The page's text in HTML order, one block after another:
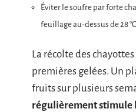
Éviter le soufre par forte
feuillage au-dessus de 28
La récolte des chayottes
premières gelées. Un
fruits sur plusieurs
régulièrement stimule